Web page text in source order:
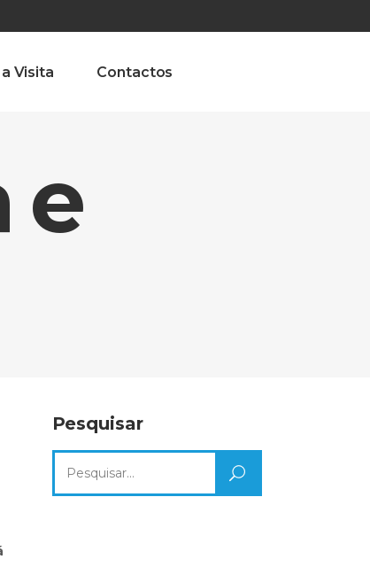
Visita Contactos
e
Pesquisar
for: